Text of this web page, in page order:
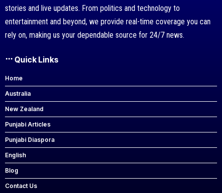
stories and live updates. From politics and technology to
entertainment and beyond, we provide real-time coverage you can
rely on, making us your dependable source for 24/7 news.
Quick Links
Home
Australia
New Zealand
Punjabi Articles
Punjabi Diaspora
English
Blog
Contact Us